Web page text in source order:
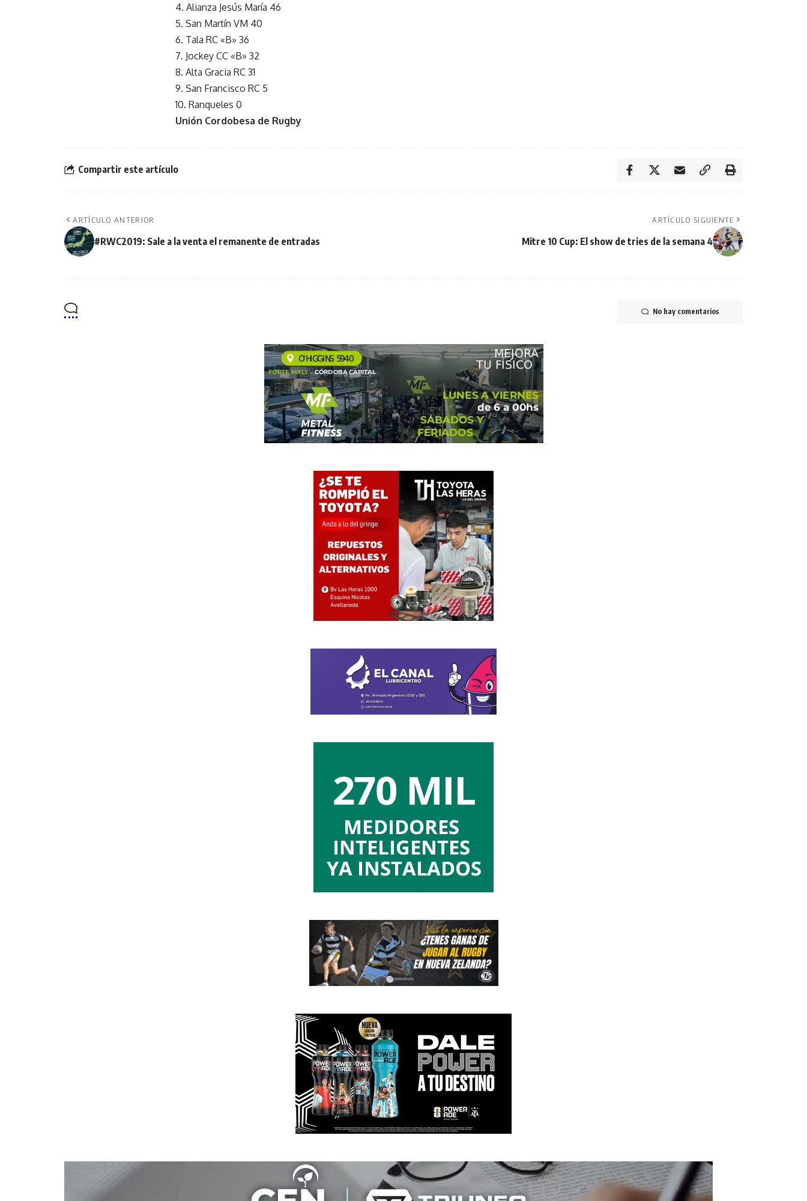
4. Alianza Jesús María 46
5. San Martín VM 40
6. Tala RC «B» 36
7. Jockey CC «B» 32
8. Alta Gracia RC 31
9. San Francisco RC 5
10. Ranqueles 0
Unión Cordobesa de Rugby
Compartir este artículo
ARTÍCULO ANTERIOR
#RWC2019: Sale a la venta el remanente de entradas
ARTÍCULO SIGUIENTE
Mitre 10 Cup: El show de tries de la semana 4
No hay comentarios